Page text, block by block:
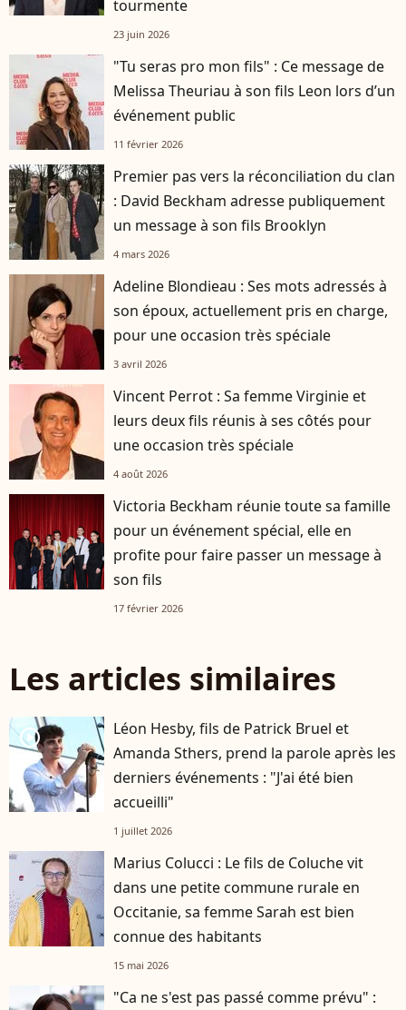
tourmente
23 juin 2026
"Tu seras pro mon fils" : Ce message de
Melissa Theuriau à son fils Leon lors d’un
événement public
11 février 2026
Premier pas vers la réconciliation du clan
: David Beckham adresse publiquement
un message à son fils Brooklyn
4 mars 2026
Adeline Blondieau : Ses mots adressés à
son époux, actuellement pris en charge,
pour une occasion très spéciale
3 avril 2026
Vincent Perrot : Sa femme Virginie et
leurs deux fils réunis à ses côtés pour
une occasion très spéciale
4 août 2026
Victoria Beckham réunie toute sa famille
pour un événement spécial, elle en
profite pour faire passer un message à
son fils
17 février 2026
Les articles similaires
player2
Léon Hesby, fils de Patrick Bruel et
Amanda Sthers, prend la parole après les
derniers événements : "J'ai été bien
accueilli"
1 juillet 2026
Marius Colucci : Le fils de Coluche vit
dans une petite commune rurale en
Occitanie, sa femme Sarah est bien
connue des habitants
15 mai 2026
"Ca ne s'est pas passé comme prévu" :